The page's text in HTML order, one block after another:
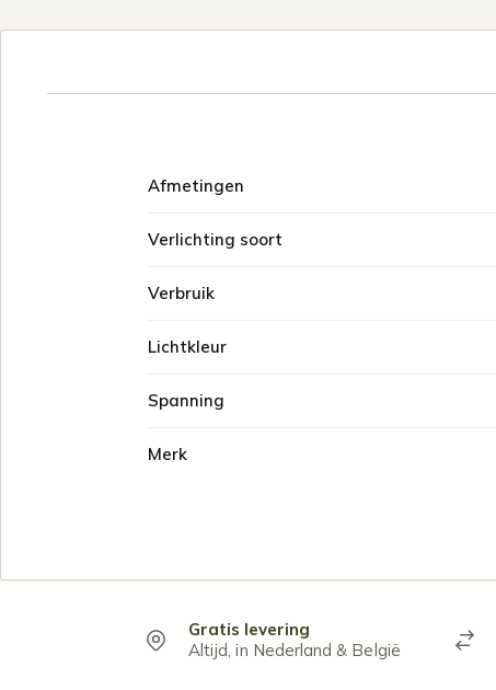
Afmetingen
Verlichting soort
Verbruik
Lichtkleur
Spanning
Merk
Gratis levering
Altijd, in Nederland & België